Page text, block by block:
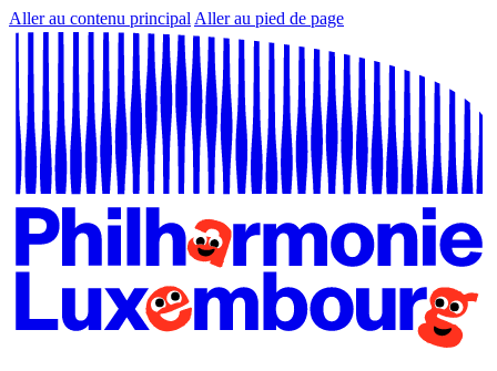
Aller au contenu principal Aller au pied de page